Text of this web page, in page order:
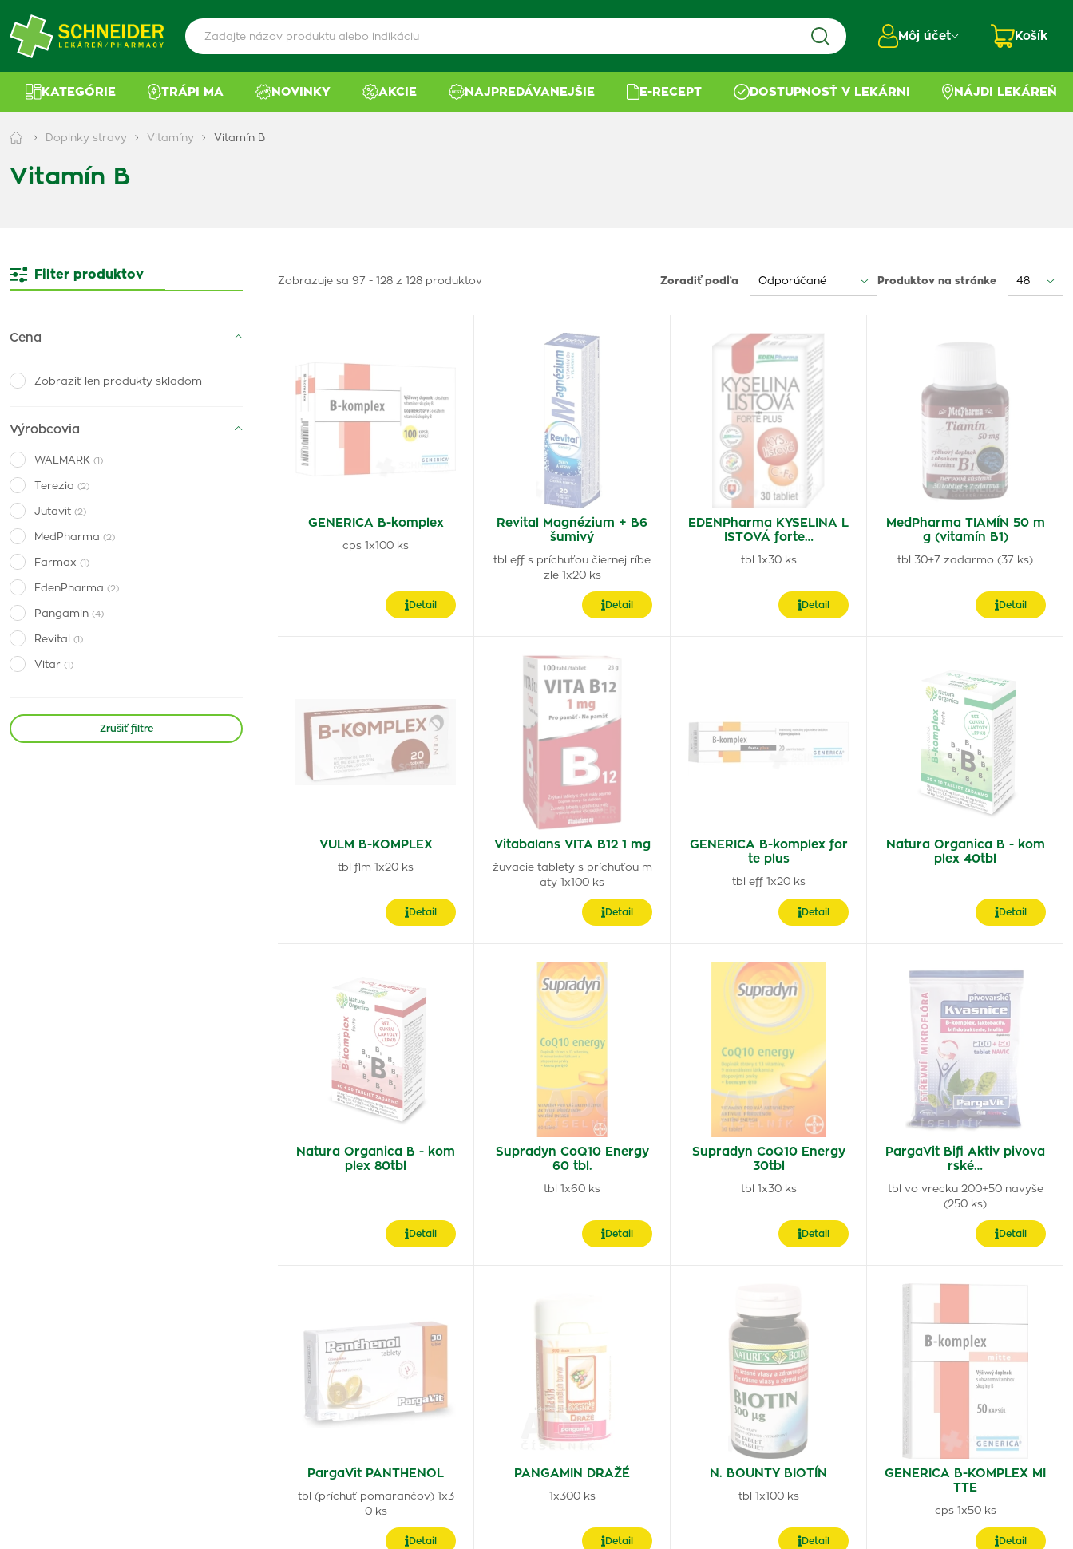
Môj účet Košík
KATEGÓRIE TRÁPI MA NOVINKY AKCIE NAJPREDÁVANEJŠIE E-RECEPT DOSTUPNOSŤ V LEKÁRNI NÁJDI LEKÁREŇ
Doplnky stravy Vitamíny Vitamín B
Vitamín B
Filter produktov
Cena
Zobraziť len produkty skladom
Výrobcovia
WALMARK (1)
Terezia (2)
Jutavit (2)
MedPharma (2)
Farmax (1)
EdenPharma (2)
Pangamin (4)
Revital (1)
Vitar (1)
Kompava(1)
Noventis(2)
Zrušiť filtre
Zobrazuje sa 97 - 128 z 128 produktov Zoradiť podľa Produktov na stránke
GENERICA B-komplex
cps 1x100 ks
Detail
Revital Magnézium + B6
šumivý
tbl eff s príchuťou čiernej ríbe
zle 1x20 ks
Detail
EDENPharma KYSELINA L
ISTOVÁ forte…
tbl 1x30 ks
Detail
MedPharma TIAMÍN 50 m
g (vitamín B1)
tbl 30+7 zadarmo (37 ks)
Detail
VULM B-KOMPLEX
tbl flm 1x20 ks
Detail
Vitabalans VITA B12 1 mg
žuvacie tablety s príchuťou m
äty 1x100 ks
Detail
GENERICA B-komplex for
te plus
tbl eff 1x20 ks
Detail
Natura Organica B - kom
plex 40tbl
Detail
Natura Organica B - kom
plex 80tbl
Detail
Supradyn CoQ10 Energy
60 tbl.
tbl 1x60 ks
Detail
Supradyn CoQ10 Energy
30tbl
tbl 1x30 ks
Detail
PargaVit Bifi Aktiv pivova
rské…
tbl vo vrecku 200+50 navyše
(250 ks)
Detail
PargaVit PANTHENOL
tbl (príchuť pomarančov) 1x3
0 ks
Detail
PANGAMIN DRAŽÉ
1x300 ks
Detail
N. BOUNTY BIOTÍN
tbl 1x100 ks
Detail
GENERICA B-KOMPLEX MI
TTE
cps 1x50 ks
Detail